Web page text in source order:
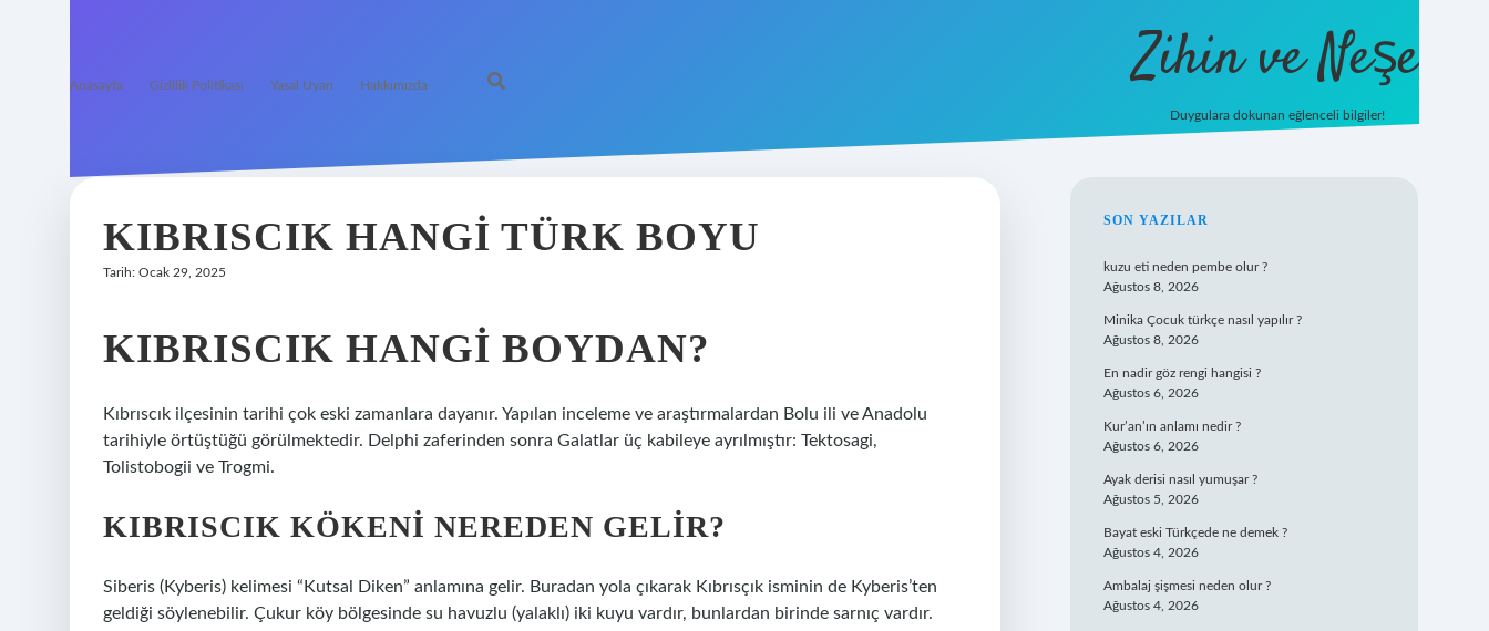
Anasayfa Gizlilik Politikası Yasal Uyarı Hakkımızda Zihin ve Neşe
Duygulara dokunan eğlenceli bilgiler!
KIBRISCIK HANGI TÜRK BOYU
Tarih: Ocak 29, 2025
KIBRISCIK HANGI BOYDAN?
Kıbrıscık ilçesinin tarihi çok eski zamanlara dayanır. Yapılan inceleme ve araştırmalardan Bolu ili ve Anadolu
tarihiyle örtüştüğü görülmektedir. Delphi zaferinden sonra Galatlar üç kabileye ayrılmıştır: Tektosagi,
Tolistobogii ve Trogmi.
KIBRISCIK KÖKENI NEREDEN GELIR?
Siberis (Kyberis) kelimesi “Kutsal Diken” anlamına gelir. Buradan yola çıkarak Kıbrısçık isminin de Kyberis’ten
geldiği söylenebilir. Çukur köy bölgesinde su havuzlu (yalaklı) iki kuyu vardır, bunlardan birinde sarnıç vardır.
SIDEBAR
SON YAZILAR
kuzu eti neden pembe olur ?
Ağustos 8, 2026
Minika Çocuk türkçe nasıl yapılır ?
Ağustos 8, 2026
En nadir göz rengi hangisi ?
Ağustos 6, 2026
Kur’an’ın anlamı nedir ?
Ağustos 6, 2026
Ayak derisi nasıl yumuşar ?
Ağustos 5, 2026
Bayat eski Türkçede ne demek ?
Ağustos 4, 2026
Ambalaj şişmesi neden olur ?
Ağustos 4, 2026